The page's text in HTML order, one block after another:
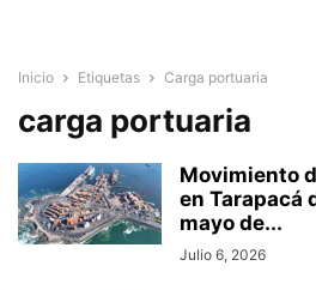
Inicio Etiquetas Carga portuaria
carga portuaria
Movimiento
en Tarapacá
mayo de...
Julio 6, 2026